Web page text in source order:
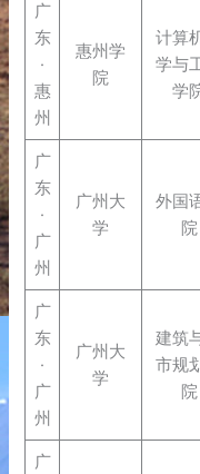
广
东
·
惠
州
惠州学
院
计算
学与
学
广
东
·
广
州
广州大
学
外国
院
广
东
·
广
州
广州大
学
建筑
市规
院
广